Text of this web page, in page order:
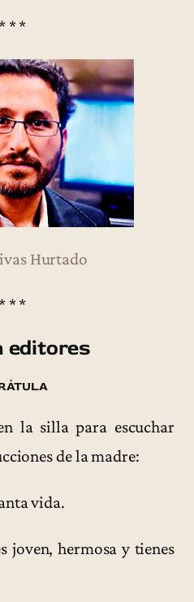
* * *
Hurtado
* * *
editores
la silla para escuchar
de la madre:
vida.
joven, hermosa y tienes